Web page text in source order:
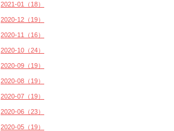
2021-01（18）
2020-12（19）
2020-11（16）
2020-10（24）
2020-09（19）
2020-08（19）
2020-07（19）
2020-06（23）
2020-05（19）